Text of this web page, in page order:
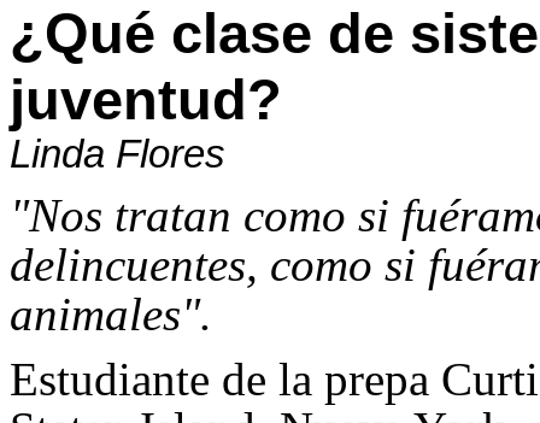
¿Qué clase de
juventud?
Linda Flores
"Nos tratan como si
delincuentes, como si
animales".
Estudiante de la prepa